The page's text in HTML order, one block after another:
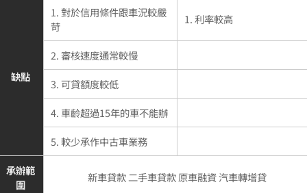
缺點
1. 對於信用條件跟車況較嚴
苛
1. 利率較高
2. 審核速度通常較慢
3. 可貸額度較低
4. 車齡超過15年的車不能辦
5. 較少承作中古車業務
承辦範
圍
新車貸款 二手車貸款 原車融資 汽車轉增貸